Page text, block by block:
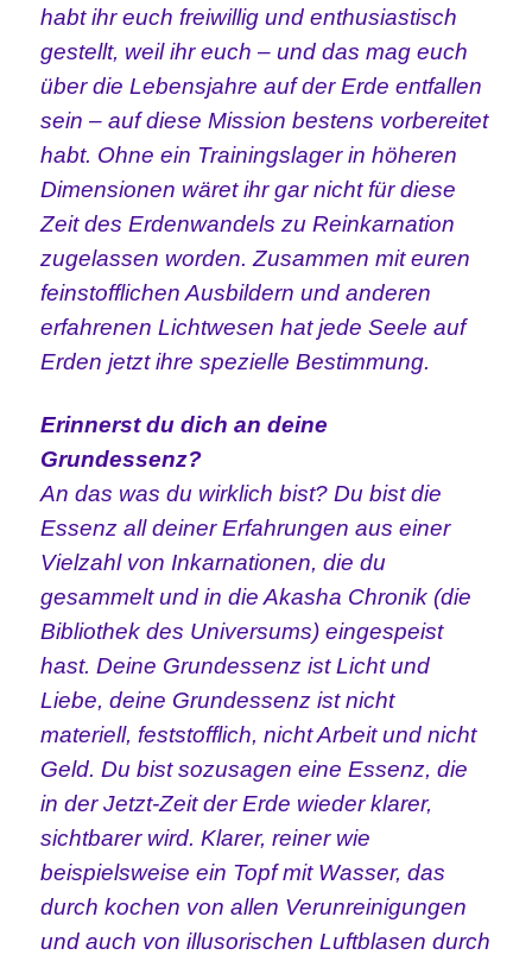
habt ihr euch freiwillig und enthusiastisch
gestellt, weil ihr euch – und das mag euch
über die Lebensjahre auf der Erde entfallen
sein – auf diese Mission bestens vorbereitet
habt. Ohne ein Trainingslager in höheren
Dimensionen wäret ihr gar nicht für diese
Zeit des Erdenwandels zu Reinkarnation
zugelassen worden. Zusammen mit euren
feinstofflichen Ausbildern und anderen
erfahrenen Lichtwesen hat jede Seele auf
Erden jetzt ihre spezielle Bestimmung.
Erinnerst du dich an deine
Grundessenz?
An das was du wirklich bist? Du bist die
Essenz all deiner Erfahrungen aus einer
Vielzahl von Inkarnationen, die du
gesammelt und in die Akasha Chronik (die
Bibliothek des Universums) eingespeist
hast. Deine Grundessenz ist Licht und
Liebe, deine Grundessenz ist nicht
materiell, feststofflich, nicht Arbeit und nicht
Geld. Du bist sozusagen eine Essenz, die
in der Jetzt-Zeit der Erde wieder klarer,
sichtbarer wird. Klarer, reiner wie
beispielsweise ein Topf mit Wasser, das
durch kochen von allen Verunreinigungen
und auch von illusorischen Luftblasen durch